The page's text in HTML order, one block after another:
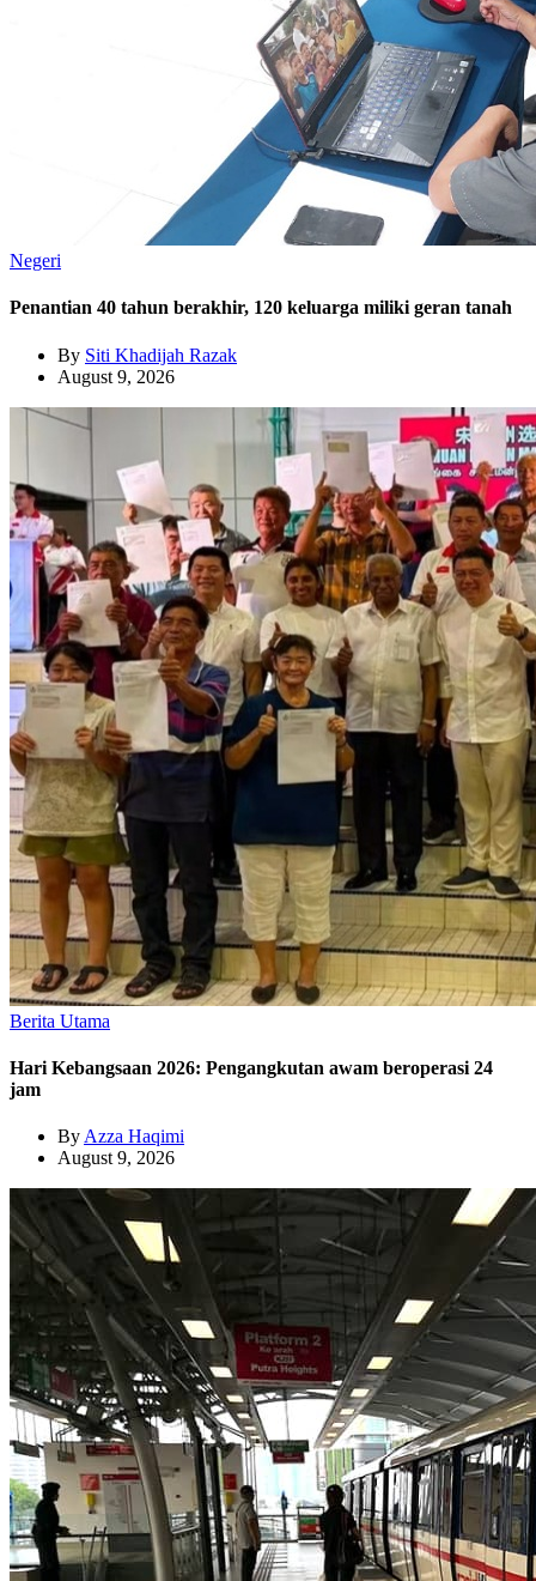
Negeri
Penantian 40 tahun berakhir, 120 keluarga miliki geran tanah
By Siti Khadijah Razak
August 9, 2026
Berita Utama
Hari Kebangsaan 2026: Pengangkutan awam beroperasi 24
jam
By Azza Haqimi
August 9, 2026